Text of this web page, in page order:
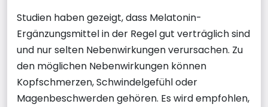
Studien haben gezeigt, dass Melatonin-
Ergänzungsmittel in der Regel gut verträglich sind
und nur selten Nebenwirkungen verursachen. Zu
den möglichen Nebenwirkungen können
Kopfschmerzen, Schwindelgefühl oder
Magenbeschwerden gehören. Es wird empfohlen,